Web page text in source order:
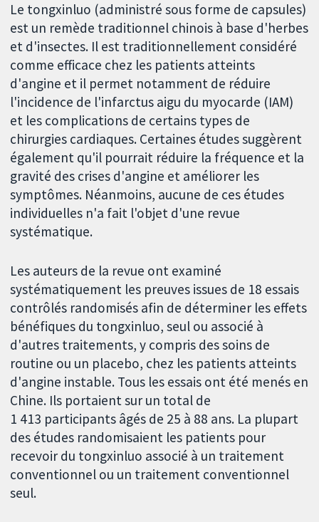
Le tongxinluo (administré sous forme de capsules)
est un remède traditionnel chinois à base d'herbes
et d'insectes. Il est traditionnellement considéré
comme efficace chez les patients atteints
d'angine et il permet notamment de réduire
l'incidence de l'infarctus aigu du myocarde (IAM)
et les complications de certains types de
chirurgies cardiaques. Certaines études suggèrent
également qu'il pourrait réduire la fréquence et la
gravité des crises d'angine et améliorer les
symptômes. Néanmoins, aucune de ces études
individuelles n'a fait l'objet d'une revue
systématique.
Les auteurs de la revue ont examiné
systématiquement les preuves issues de 18 essais
contrôlés randomisés afin de déterminer les effets
bénéfiques du tongxinluo, seul ou associé à
d'autres traitements, y compris des soins de
routine ou un placebo, chez les patients atteints
d'angine instable. Tous les essais ont été menés en
Chine. Ils portaient sur un total de
1 413 participants âgés de 25 à 88 ans. La plupart
des études randomisaient les patients pour
recevoir du tongxinluo associé à un traitement
conventionnel ou un traitement conventionnel
seul.